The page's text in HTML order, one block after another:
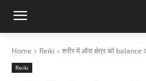
Home Reiki शरीर में औरा क्षेत्र को
Reiki